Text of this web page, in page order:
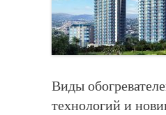
Виды
технологий и